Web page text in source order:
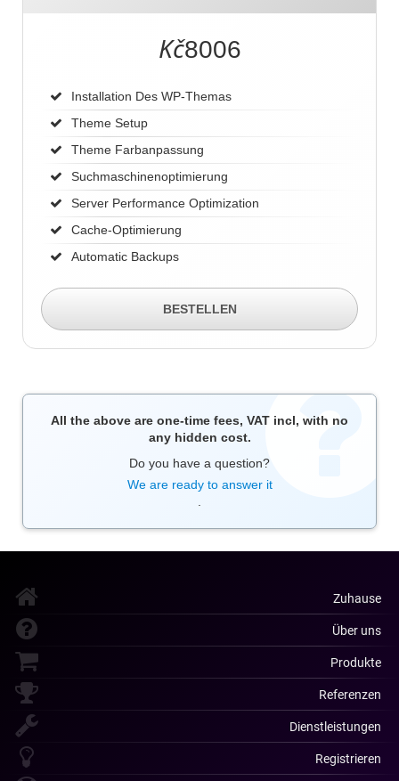
Kč8006
Installation Des WP-Themas
Theme Setup
Theme Farbanpassung
Suchmaschinenoptimierung
Server Performance Optimization
Cache-Optimierung
Automatic Backups
BESTELLEN
All the above are one-time fees, VAT incl, with no
any hidden cost.
Do you have a question?
We are ready to answer it
Zuhause
Über uns
Produkte
Referenzen
Dienstleistungen
Registrieren